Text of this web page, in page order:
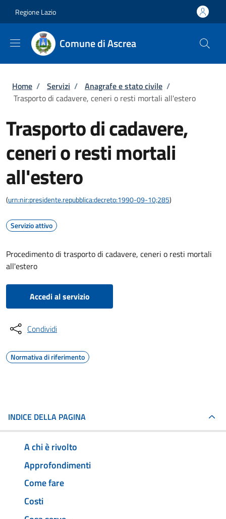
Regione Lazio
Comune di Ascrea
Briciole di pane
Home / Servizi / Anagrafe e stato civile /
Trasporto di cadavere, ceneri o resti mortali all'estero
Trasporto di cadavere,
ceneri o resti mortali
all'estero
(urn:nir:presidente.repubblica:decreto:1990-09-10;285)
Servizio attivo
Procedimento di trasporto di cadavere, ceneri o resti mortali
all'estero
Accedi al servizio
Condividi
Normativa di riferimento
INDICE DELLA PAGINA
A chi è rivolto
Approfondimenti
Come fare
Costi